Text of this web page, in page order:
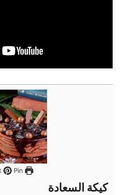
Pin
كيكة السعادة